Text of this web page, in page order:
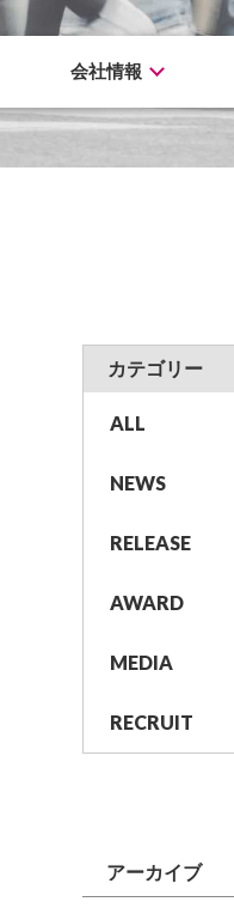
会社情報
カテゴリー
ALL
NEWS
RELEASE
AWARD
MEDIA
RECRUIT
アーカイブ